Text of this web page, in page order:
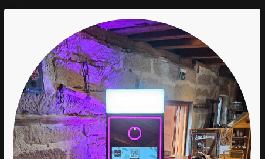
Juni 2013 - Januar 2016